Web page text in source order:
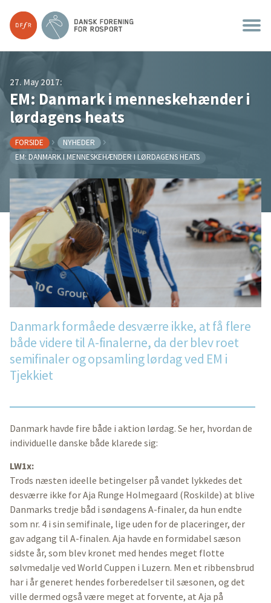
27. May 2017:
EM: Danmark i menneskehænder i
lørdagens heats
FORSIDE
NYHEDER
EM: DANMARK I MENNESKEHÆNDER I LØRDAGENS HEATS
Danmark formåede desværre ikke, at få flere
både videre til A-finalerne, da der blev roet
semifinaler og opsamling lørdag ved EM i
Tjekkiet
Danmark havde fire både i aktion lørdag. Se her, hvordan de
individuelle danske både klarede sig:
LW1x:
Trods næsten ideelle betingelser på vandet lykkedes det
desværre ikke for Aja Runge Holmegaard (Roskilde) at blive
Danmarks tredje båd i søndagens A-finaler, da hun endte
som nr. 4 i sin semifinale, lige uden for de placeringer, der
gav adgang til A-finalen. Aja havde en formidabel sæson
sidste år, som blev kronet med hendes meget flotte
sølvmedalje ved World Cuppen i Luzern. Men et ribbensbrud
har i år generet hendes forberedelser til sæsonen, og det
ville dermed også være meget at forvente, at Aja på